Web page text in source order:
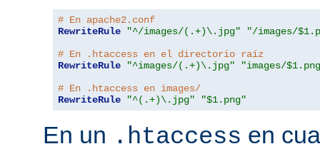
# En apache2.conf
RewriteRule
"^/images/(.+)\.jpg"
"/images/
# En .htaccess en el directorio raíz
RewriteRule
"^images/(.+)\.jpg"
"images/
# En .htaccess en images/
RewriteRule
"^(.+)\.jpg" "$1.png"
En un .htaccess en